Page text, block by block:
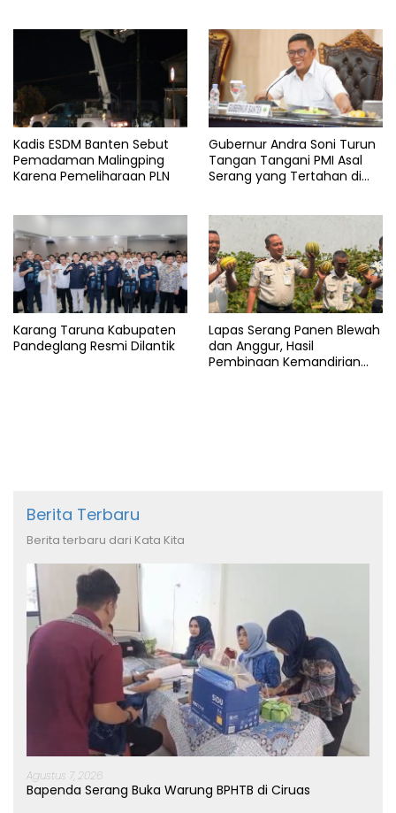
Kadis ESDM Banten Sebut
Pemadaman Malingping
Karena Pemeliharaan PLN
Gubernur Andra Soni Turun
Tangan Tangani PMI Asal
Serang yang Tertahan di
Karang Taruna Kabupaten
Pandeglang Resmi Dilantik
Lapas Serang Panen Blewah
dan Anggur, Hasil
Pembinaan Kemandirian
Berita Terbaru
Berita terbaru dari Kata Kita
Agustus 7, 2026
Bapenda Serang Buka Warung BPHTB di Ciruas